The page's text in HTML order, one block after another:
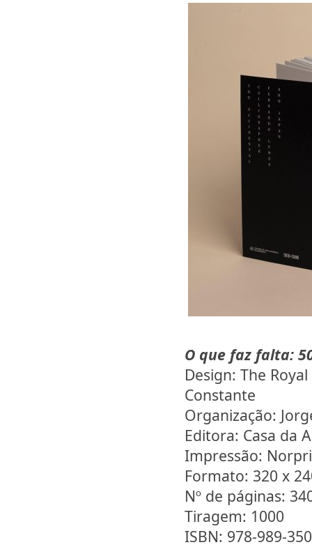
O que faz falta:
Design: The
Constante
Organização:
Editora: Casa da
Impressão:
Formato: 320 x
Nº de páginas:
Tiragem: 1000
ISBN: 978-989-